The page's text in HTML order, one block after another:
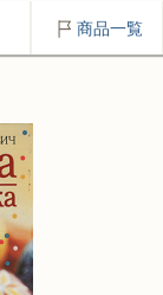
商品一覧